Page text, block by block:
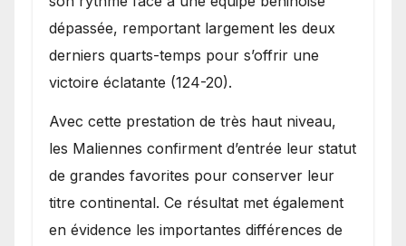
dépassée, remportant largement les deux
derniers quarts-temps pour s’offrir une
victoire éclatante (124-20).
Avec cette prestation de très haut niveau,
les Maliennes confirment d’entrée leur statut
de grandes favorites pour conserver leur
titre continental. Ce résultat met également
en évidence les importantes différences de